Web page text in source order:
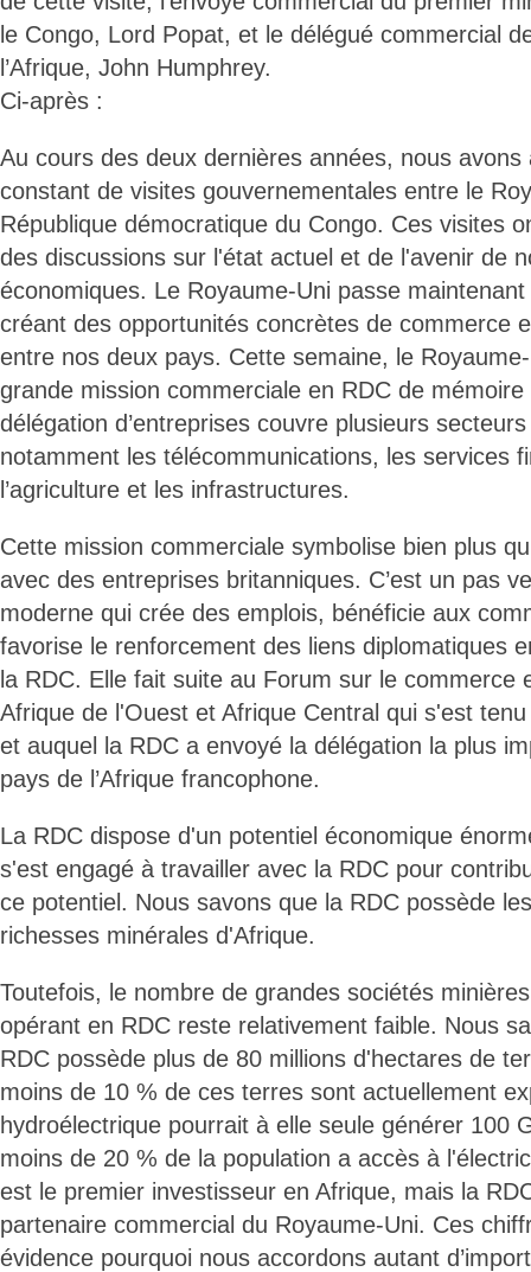
le Congo, Lord Popat, et le délégué commercial
l’Afrique, John Humphrey.
Ci-après :
Au cours des deux dernières années, nous avons
constant de visites gouvernementales entre le
République démocratique du Congo. Ces visites
des discussions sur l'état actuel et de l'avenir de
économiques. Le Royaume-Uni passe
créant des opportunités concrètes de commerce
entre nos deux pays. Cette semaine, le
grande mission commerciale en RDC de mémoire
délégation d’entreprises couvre plusieurs
notamment les télécommunications, les services
l’agriculture et les infrastructures.
Cette mission commerciale symbolise bien plus
avec des entreprises britanniques. C’est un pas
moderne qui crée des emplois, bénéficie aux
favorise le renforcement des liens diplomatiques
la RDC. Elle fait suite au Forum sur le commerce
Afrique de l'Ouest et Afrique Central qui s'est
et auquel la RDC a envoyé la délégation la plus
pays de l’Afrique francophone.
La RDC dispose d'un potentiel économique
s'est engagé à travailler avec la RDC pour
ce potentiel. Nous savons que la RDC possède
richesses minérales d'Afrique.
Toutefois, le nombre de grandes sociétés
opérant en RDC reste relativement faible. Nous
RDC possède plus de 80 millions d'hectares de
moins de 10 % de ces terres sont actuellement
hydroélectrique pourrait à elle seule générer 100
moins de 20 % de la population a accès à
est le premier investisseur en Afrique, mais la
partenaire commercial du Royaume-Uni. Ces
évidence pourquoi nous accordons autant